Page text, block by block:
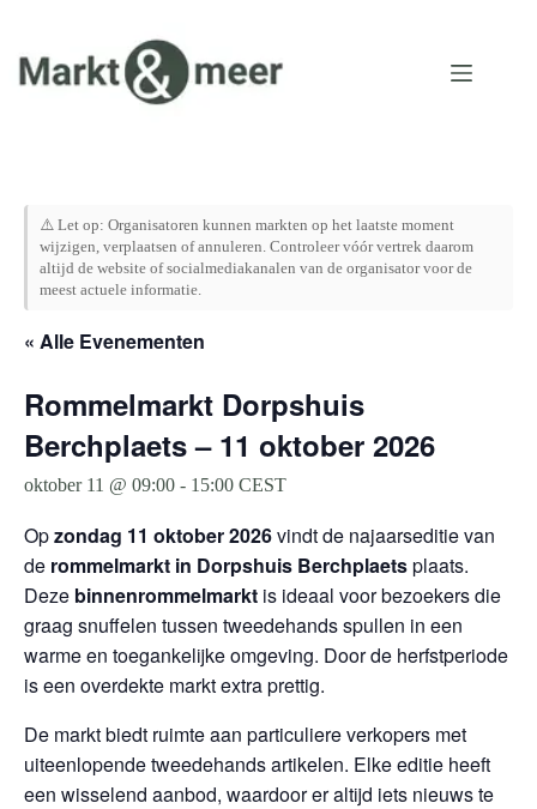
inhoud
⚠️ Let op: Organisatoren kunnen markten op het laatste moment
wijzigen, verplaatsen of annuleren. Controleer vóór vertrek daarom
altijd de website of socialmediakanalen van de organisator voor de
meest actuele informatie.
« Alle Evenementen
Rommelmarkt Dorpshuis
Berchplaets – 11 oktober 2026
oktober 11 @ 09:00 - 15:00 CEST
Opzondag 11 oktober 2026vindt de najaarseditie van
de rommelmarkt in Dorpshuis Berchplaetsplaats.
Deze binnenrommelmarkt is ideaal voor bezoekers die
graag snuffelen tussen tweedehands spullen in een
warme en toegankelijke omgeving. Door de herfstperiode
is een overdekte markt extra prettig.
De markt biedt ruimte aan particuliere verkopers met
uiteenlopende tweedehands artikelen. Elke editie heeft
een wisselend aanbod, waardoor er altijd iets nieuws te